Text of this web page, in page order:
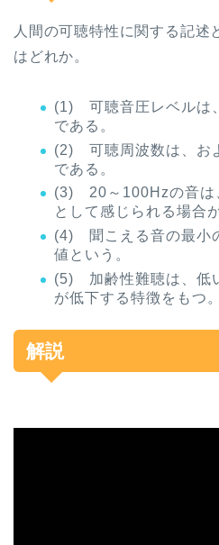
人間の可聴特性に関する記述
はどれか。
(1) 可聴音圧レベルは
である。
(2) 可聴周波数は、お
である。
(3)
20 ～ 100Hzの音は
として感じられる場合
(4) 聞こえる音の最小
値という。
(5) 加齢性難聴は、低
が低下する特徴をもつ。
解説